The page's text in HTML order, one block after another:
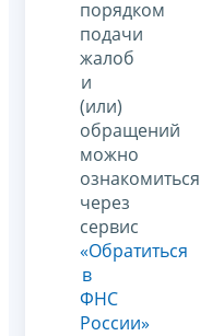
порядком
подачи
жалоб
и
(или)
обращений
можно
ознакомиться
через
сервис
«Обратиться
в
ФНС
России»